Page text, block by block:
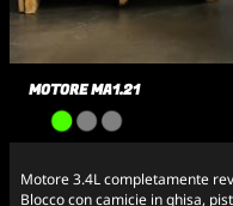
MOTORE MA1.21
Motore 3.4L completamente
Blocco con camicie in ghisa,